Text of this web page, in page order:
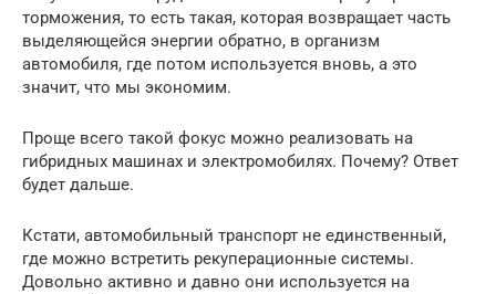
торможения, то есть такая, которая возвращает часть
выделяющейся энергии обратно, в организм
автомобиля, где потом используется вновь, а это
значит, что мы экономим.
Проще всего такой фокус можно реализовать на
гибридных машинах и электромобилях. Почему? Ответ
будет дальше.
Кстати, автомобильный транспорт не единственный,
где можно встретить рекуперационные системы.
Довольно активно и давно они используется на